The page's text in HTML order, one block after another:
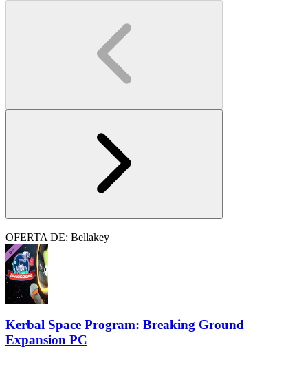
OFERTA DE: Bellakey
Kerbal Space Program: Breaking Ground
Expansion PC